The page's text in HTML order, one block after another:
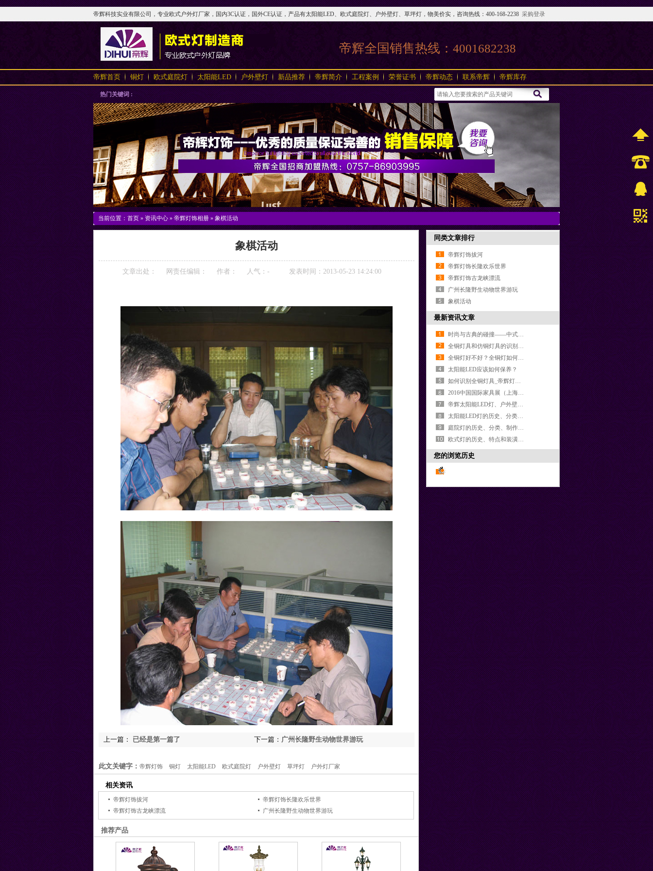
帝辉科技实业有限公司，专业欧式户外灯厂家，国内3C认证，国外CE认证，产品有太阳能LED、欧式庭院灯、户外壁灯、草坪灯，物美价实，咨询热线：400-168-2238 采购登录
帝辉全国销售热线： 4001682238
帝辉首页 铜灯 欧式庭院灯 太阳能LED 户外壁灯 新品推荐 帝辉简介 工程案例 荣誉证书 帝辉动态 联系帝辉 帝辉库存
热门关键词 :
当前位置： 首页 » 资讯中心 » 帝辉灯饰相册 » 象棋活动
象棋活动
文章出处： 网责任编辑： 作者： 人气： - 发表时间：2013-05-23 14:24:00
下一篇： 广州长隆野生动物世界游玩
上一篇： 已经是第一篇了
此文关键字： 帝辉灯饰 铜灯 太阳能LED 欧式庭院灯 户外壁灯 草坪灯 户外灯厂家
相关资讯
帝辉灯饰拔河
帝辉灯饰长隆欢乐世界
帝辉灯饰古龙峡漂流
广州长隆野生动物世界游玩
推荐产品
同类文章排行
帝辉灯饰拔河
帝辉灯饰长隆欢乐世界
帝辉灯饰古龙峡漂流
广州长隆野生动物世界游玩
象棋活动
最新资讯文章
时尚与古典的碰撞——中式全铜灯
全铜灯具和仿铜灯具的识别方法
全铜灯好不好？全铜灯如何选购
太阳能LED应该如何保养？
如何识别全铜灯具_帝辉灯饰_专业16年户外灯厂家
2016中国国际家具展（上海）完美落幕，帝辉户外精品家具闪亮登场
帝辉太阳能LED灯、户外壁灯、欧式庭院灯亮相2016广州光亚展
太阳能LED灯的历史、分类和使用场合
庭院灯的历史、分类、制作工艺和使用场合
欧式灯的历史、特点和装潢搭配
您的浏览历史